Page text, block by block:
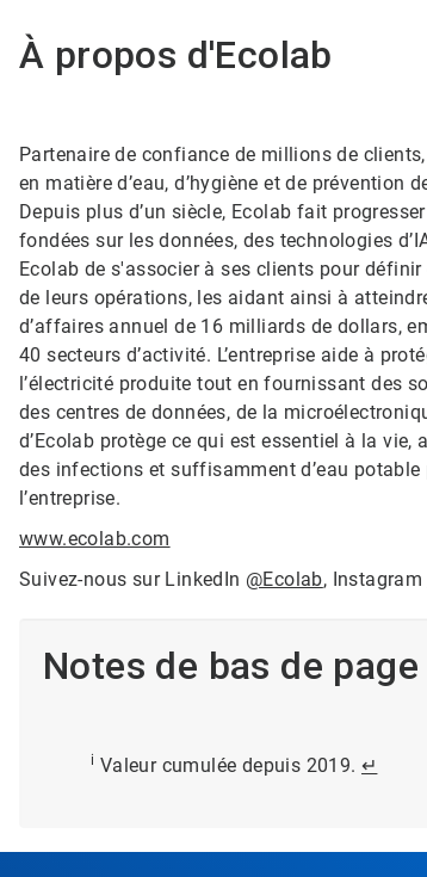
À propos d'Ecolab
Partenaire de confiance de millions de
en matière d’eau, d’hygiène et de
Depuis plus d’un siècle, Ecolab fait
fondées sur les données, des technologies
Ecolab de s'associer à ses clients pour
de leurs opérations, les aidant ainsi à
d’affaires annuel de 16 milliards de dollars,
40 secteurs d’activité. L’entreprise aide à
l’électricité produite tout en fournissant des
des centres de données, de la
d’Ecolab protège ce qui est essentiel à la
des infections et suffisamment d’eau
l’entreprise.
www.ecolab.com
Suivez-nous sur LinkedIn @Ecolab, Instagram
Notes de bas de page
i Valeur cumulée depuis 2019. ↵